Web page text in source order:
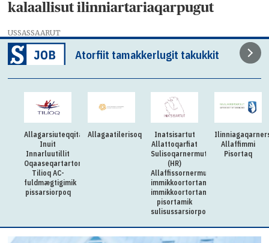
kalaallisut ilinniartariaqarpugut
USSASSAARUT
Atorfiit tamakkerlugit takukkit
Allagarsiuteqqitaq:
Inuit
Innarluutillit
Oqaaseqartartorqarfia
Tilioq AC-
fuldmægtigimik
pissarsiorpoq
Allagaatilerisoq
Inatsisartut
Allattoqarfiat
Sulisoqarnermut
(HR)
Allaffissornermullu
immikkoortortamut
immikkoortortami
pisortamik
sulisussarsiorpoq
Allaffimmi
Pisortaq